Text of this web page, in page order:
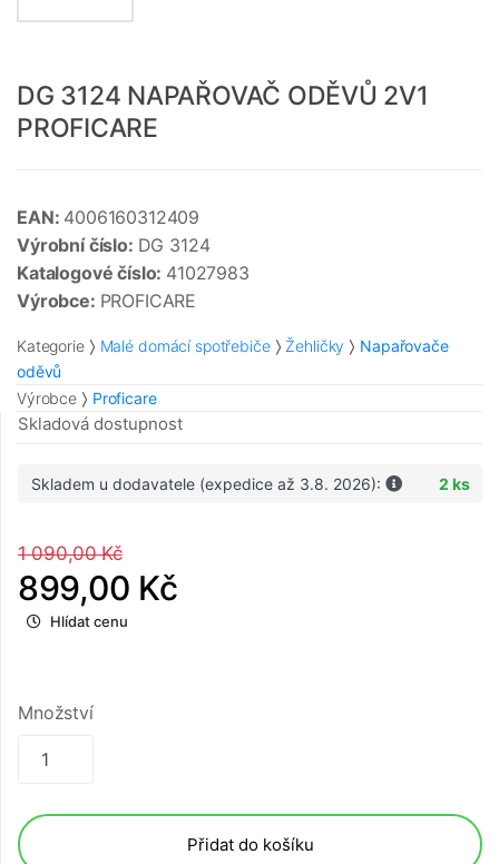
DG 3124 NAPAŘOVAČ ODĚVŮ 2V1
PROFICARE
EAN: 4006160312409
Výrobní číslo: DG 3124
Katalogové číslo: 41027983
Výrobce: PROFICARE
Kategorie Malé domácí spotřebiče Žehličky
Napařovače
oděvů
Výrobce
Proficare
Skladová dostupnost
Skladem u dodavatele (expedice až 3.8. 2026): 2 ks
1 090,00 Kč
899,00 Kč
Hlídat cenu
Množství
Přidat do košíku